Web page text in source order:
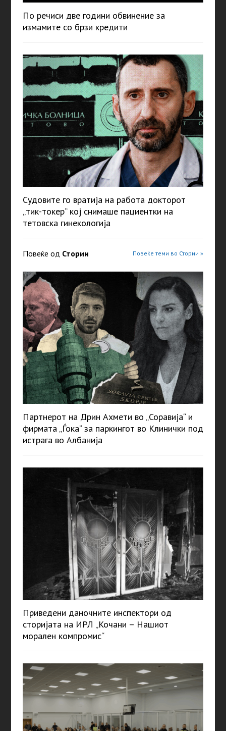
По речиси две години обвинение за
измамите со брзи кредити
Судовите го вратија на работа докторот
„тик-токер“ кој снимаше пациентки на
тетовска гинекологија
Повеќе од Стории Повеќе теми во Стории »
Партнерот на Дрин Ахмети во „Соравија“ и
фирмата „Ѓока“ за паркингот во Клинички под
истрага во Албанија
Приведени даночните инспектори од
сторијата на ИРЛ „Кочани – Нашиот
морален компромис“